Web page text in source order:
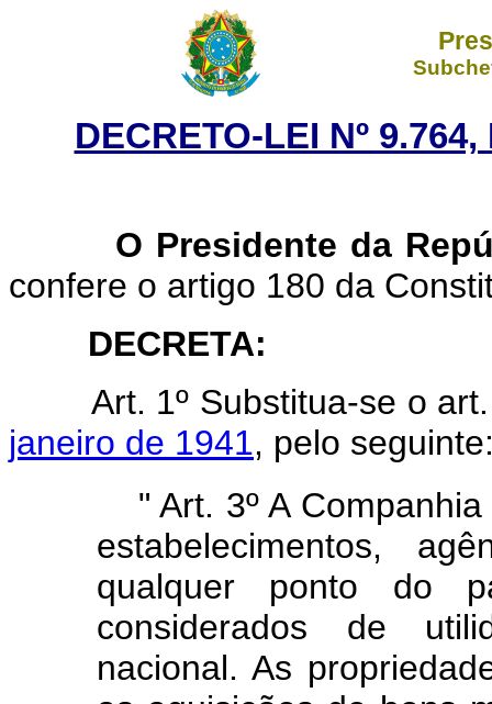
DECRETO-LEI Nº
O Presidente da
confere o artigo 180 da
DECRETA:
Art. 1º Substitua-se o
janeiro de 1941, pelo
" Art. 3º A
estabelecimentos,
qualquer ponto do
considerados de
nacional. As